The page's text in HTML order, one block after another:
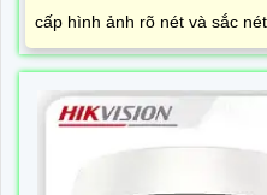
cấp hình ảnh rõ nét và sắc nét